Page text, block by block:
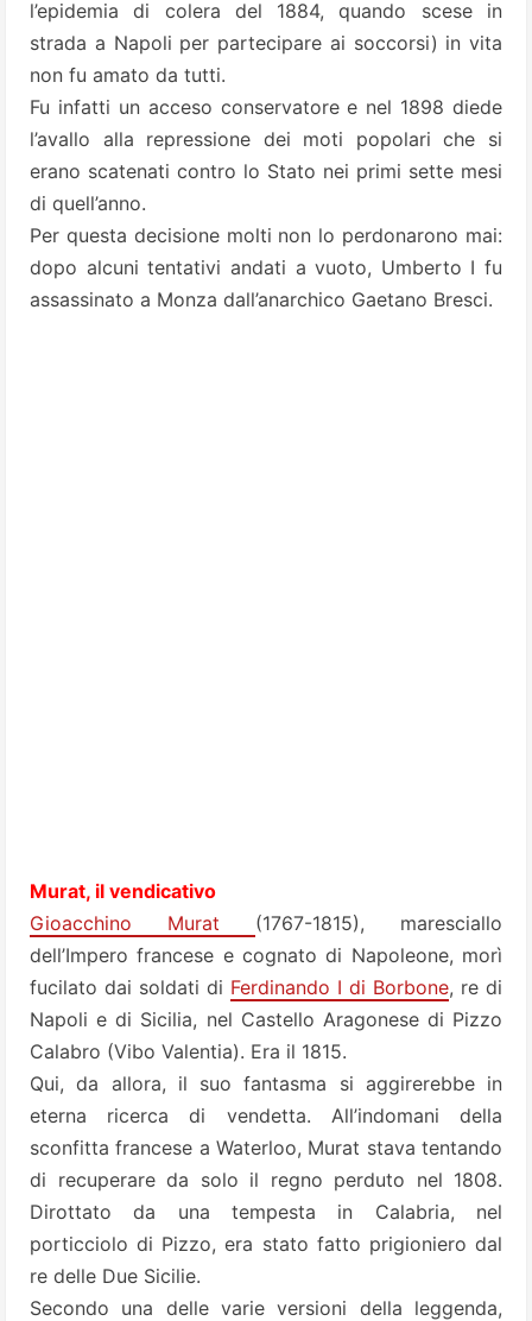
l’epidemia di colera del 1884, quando scese in
strada a Napoli per partecipare ai soccorsi) in vita
non fu amato da tutti.
Fu infatti un acceso conservatore e nel 1898 diede
l’avallo alla repressione dei moti popolari che si
erano scatenati contro lo Stato nei primi sette mesi
di quell’anno.
Per questa decisione molti non lo perdonarono mai:
dopo alcuni tentativi andati a vuoto, Umberto I fu
assassinato a Monza dall’anarchico Gaetano Bresci.
Murat, il vendicativo
Gioacchino Murat (1767-1815), maresciallo
dell’Impero francese e cognato di Napoleone, morì
fucilato dai soldati di Ferdinando I di Borbone, re di
Napoli e di Sicilia, nel Castello Aragonese di Pizzo
Calabro (Vibo Valentia). Era il 1815.
Qui, da allora, il suo fantasma si aggirerebbe in
eterna ricerca di vendetta. All’indomani della
sconfitta francese a Waterloo, Murat stava tentando
di recuperare da solo il regno perduto nel 1808.
Dirottato da una tempesta in Calabria, nel
porticciolo di Pizzo, era stato fatto prigioniero dal
re delle Due Sicilie.
Secondo una delle varie versioni della leggenda,